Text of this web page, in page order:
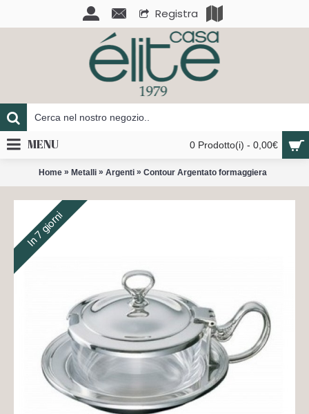
Registra
0 Prodotto(i) - 0,00€
MENU
Home » Metalli » Argenti » Contour Argentato formaggiera
In 7 giorni